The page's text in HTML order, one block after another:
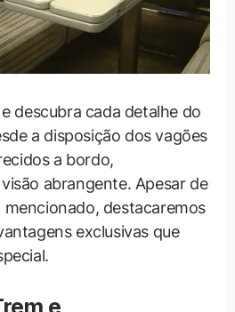
descubra cada detalhe do
a disposição dos vagões
a bordo,
abrangente. Apesar de
destacaremos
exclusivas que
e